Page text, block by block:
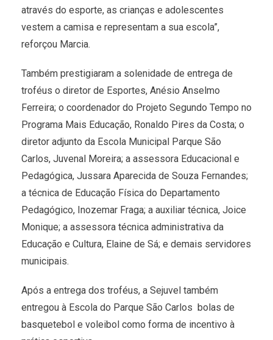
através do esporte, as crianças e adolescentes
vestem a camisa e representam a sua escola”,
reforçou Marcia.
Também prestigiaram a solenidade de entrega de
troféus o diretor de Esportes, Anésio Anselmo
Ferreira; o coordenador do Projeto Segundo Tempo no
Programa Mais Educação, Ronaldo Pires da Costa; o
diretor adjunto da Escola Municipal Parque São
Carlos, Juvenal Moreira; a assessora Educacional e
Pedagógica, Jussara Aparecida de Souza Fernandes;
a técnica de Educação Física do Departamento
Pedagógico, Inozemar Fraga; a auxiliar técnica, Joice
Monique; a assessora técnica administrativa da
Educação e Cultura, Elaine de Sá; e demais servidores
municipais.
Após a entrega dos troféus, a Sejuvel também
entregou à Escola do Parque São Carlos bolas de
basquetebol e voleibol como forma de incentivo à